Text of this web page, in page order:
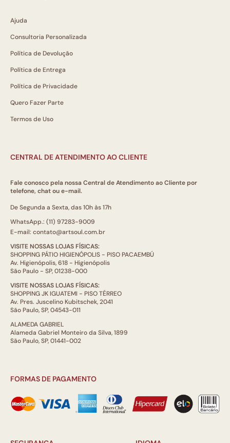
Ajuda
Consultoria Personalizada
Política de Devolução
Política de Entrega
Política de Privacidade
Quero Fazer Parte
Termos de Uso
CENTRAL DE ATENDIMENTO AO CLIENTE
Fale conosco pela nossa Central de Atendimento ao Cliente por
telefone, chat ou e-mail.
De Segunda a Sexta, das 10h às 17h
WhatsApp.: (11) 97283-9009
E-mail: contato@artsoul.com.br
VISITE NOSSAS LOJAS FÍSICAS:
SHOPPING PÁTIO HIGIENÓPOLIS - PISO PACAEMBÚ
Av. Higienópolis, 618 - Higienópolis
São Paulo - SP, 01238-000
VISITE NOSSAS LOJAS FÍSICAS:
SHOPPING JK IGUATEMI - PISO TÉRREO
Av. Pres. Juscelino Kubitschek, 2041
São Paulo, SP, 04543-011
ALAMEDA GABRIEL
Alameda Gabriel Monteiro da Silva, 1899
São Paulo, SP, 01441-002
FORMAS DE PAGAMENTO